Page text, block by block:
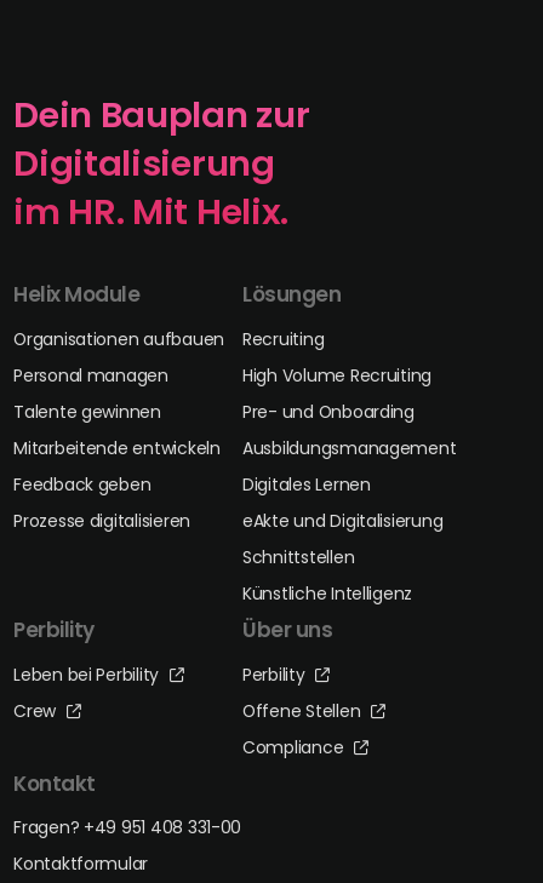
Dein Bauplan zur
Digitalisierung
im HR. Mit Helix.
Helix Module
Organisationen aufbauen
Personal managen
Talente gewinnen
Mitarbeitende entwickeln
Feedback geben
Prozesse digitalisieren
Lösungen
Recruiting
High Volume Recruiting
Pre- und Onboarding
Ausbildungsmanagement
Digitales Lernen
eAkte und Digitalisierung
Schnittstellen
Künstliche Intelligenz
Perbility
Leben bei Perbility
Crew
Über uns
Perbility
Offene Stellen
Compliance
Kontakt
Fragen? +49 951 408 331-00
Kontaktformular